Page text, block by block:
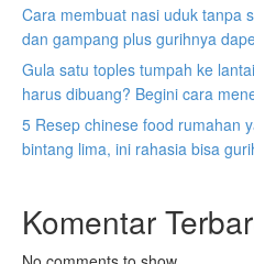
Cara membuat nasi uduk tanpa
dan gampang plus gurihnya
Gula satu toples tumpah ke
harus dibuang? Begini cara
5 Resep chinese food rumahan
bintang lima, ini rahasia bisa
Komentar